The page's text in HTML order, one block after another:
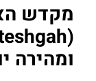
מקדש
ומהירה